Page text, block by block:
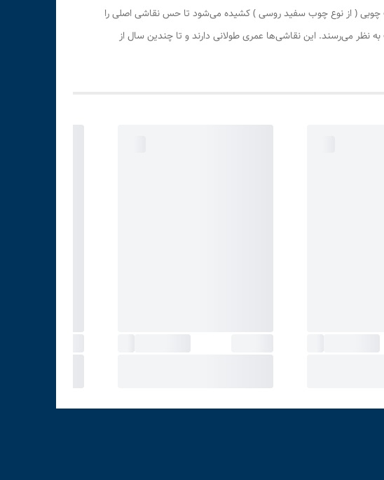
چوبی ( از نوع چوب سفید روسی ) کشیده می‌شود تا حس نقاشی اصلی را
می‌رسند. این نقاشی‌ها عمری طولانی دارند و تا چندین سال از